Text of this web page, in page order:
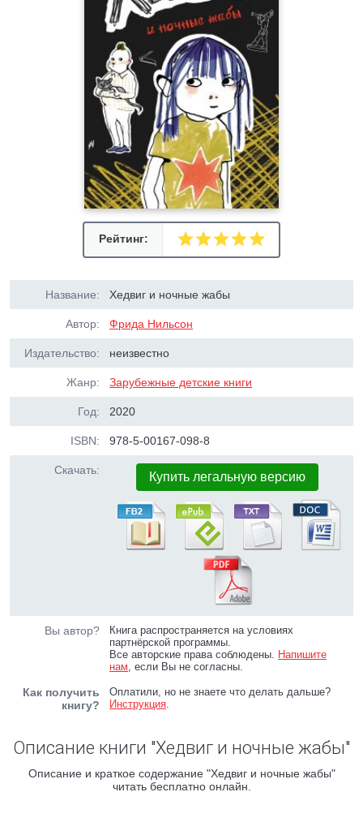
Рейтинг:
Название: Хедвиг и ночные жабы
Автор: Фрида Нильсон
Издательство: неизвестно
Жанр: Зарубежные детские книги
Год: 2020
ISBN: 978-5-00167-098-8
Скачать: Купить легальную версию
Вы автор?
Книга распространяется на условиях
партнёрской программы.
Все авторские права соблюдены. Напишите
нам, если Вы не согласны.
Как получить
книгу?
Оплатили, но не знаете что делать дальше?
Инструкция.
Описание книги "Хедвиг и ночные жабы"
Описание и краткое содержание "Хедвиг и ночные жабы"
читать бесплатно онлайн.